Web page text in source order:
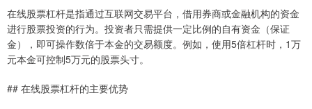
在线股票杠杆是指通过互联网交易平台，借用券商或金融机构的资金
进行股票投资的行为。投资者只需提供一定比例的自有资金（保证
金），即可操作数倍于本金的交易额度。例如，使用5倍杠杆时，1万
元本金可控制5万元的股票头寸。
## 在线股票杠杆的主要优势